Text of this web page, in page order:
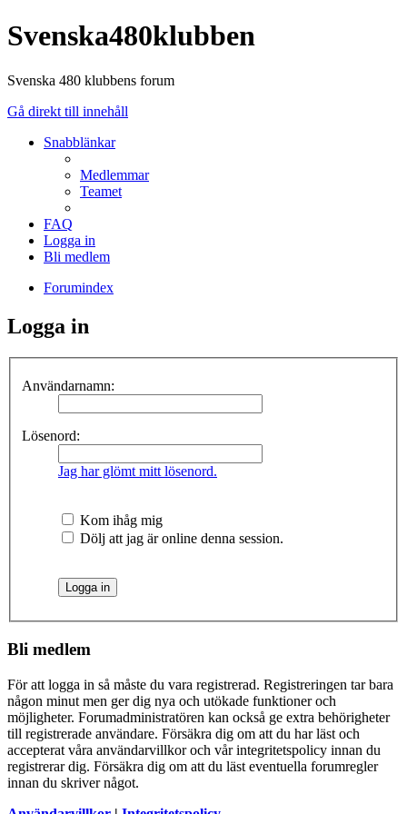
Svenska480klubben
Svenska 480 klubbens forum
Gå direkt till innehåll
Snabblänkar
Medlemmar
Teamet
FAQ
Logga in
Bli medlem
Forumindex
Logga in
Användarnamn:
Lösenord:
Jag har glömt mitt lösenord.
Kom ihåg mig
Dölj att jag är online denna session.
Bli medlem
För att logga in så måste du vara registrerad. Registreringen tar bara
någon minut men ger dig nya och utökade funktioner och
möjligheter. Forumadministratören kan också ge extra behörigheter
till registrerade användare. Försäkra dig om att du har läst och
accepterat våra användarvillkor och vår integritetspolicy innan du
registrerar dig. Försäkra dig om att du läst eventuella forumregler
innan du skriver något.